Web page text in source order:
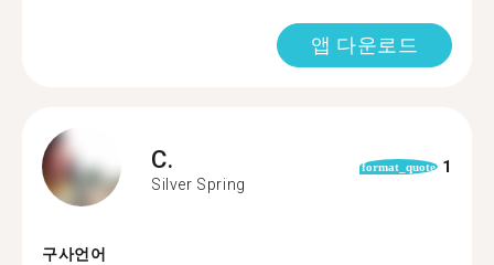
앱 다운로드
C.
Silver Spring
format_quote 1
구사언어